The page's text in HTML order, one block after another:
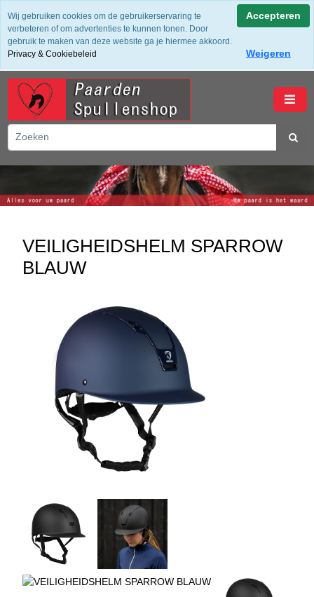
✔ Groot assortiment ✔ De beste merken ✔ Gratis verzending
vanaf 50,- (NL) ✔ Achteraf Betalen ✔ 14 dagen bedenktijd
winkelwagen
VEILIGHEIDSHELM SPARROW
BLAUW
Wij gebruiken cookies om de gebruikerservaring te
verbeteren of om advertenties te kunnen tonen. Door
gebruik te maken van deze website ga je hiermee akkoord.
Privacy & Cookiebeleid
Accepteren
Weigeren